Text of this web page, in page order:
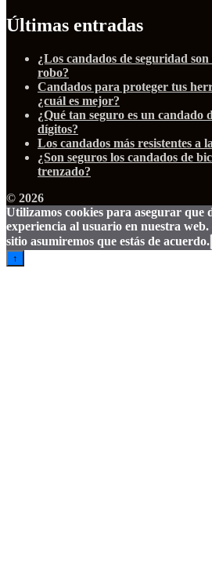
Últimas entradas
¿Los candados de seguridad
robo?
Candados para proteger tus
¿cuál es mejor?
¿Qué tan seguro es un candado
dígitos?
Los candados más resistentes a
¿Son seguros los candados de
trenzado?
© 2026
Utilizamos cookies para asegurar que
experiencia al usuario en nuestra web.
sitio asumiremos que estás de acuerdo.
↑